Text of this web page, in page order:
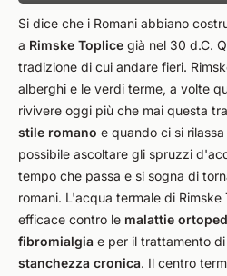
Si dice che i Romani abbiano
a Rimske Toplice già nel 30 d.C.
tradizione di cui andare fieri.
alberghi e le verdi terme, a volte
rivivere oggi più che mai questa
stile romano e quando ci si
possibile ascoltare gli spruzzi
tempo che passa e si sogna di
romani. L'acqua termale di
efficace contro le malattie
fibromialgia e per il trattamento di
stanchezza cronica. Il centro